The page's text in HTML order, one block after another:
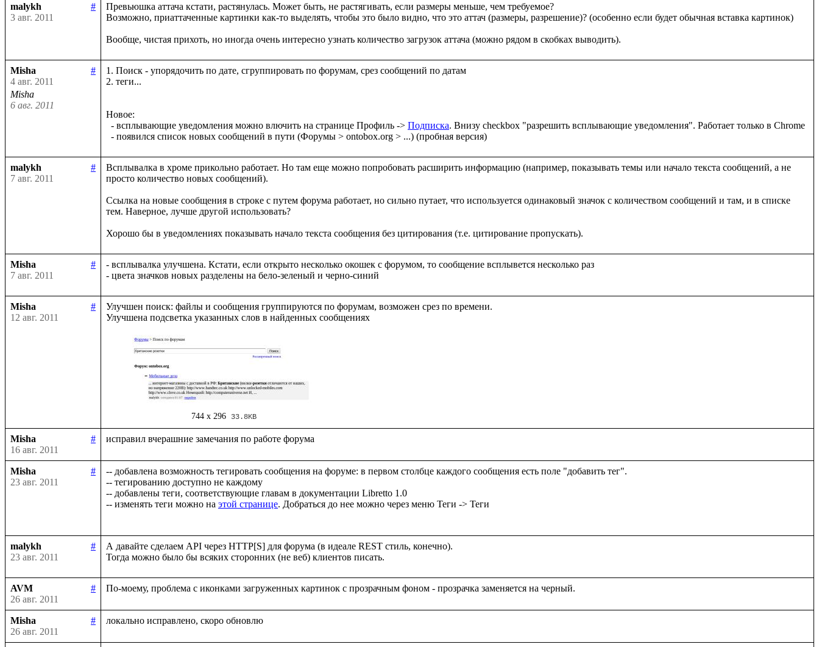
malykh
#
3 авг. 2011
Превьюшка аттача кстати, растянулась. Может быть, не растягивать, если размеры меньше, чем требуемое?
Возможно, приаттаченные картинки как-то выделять, чтобы это было видно, что это аттач (размеры, разрешение)? (особенно если будет обычная вставка картинок)
Misha
#
4 авг. 2011
Misha
6 авг. 2011
1. Поиск - упорядочить по дате, сгруппировать по форумам, срез сообщений по датам
2. теги...
Новое:
  - всплывающие уведомления можно влючить на странице Профиль ->
Подписка. Внизу checkbox "разрешить всплывающие уведомления". Работает только в Chrome
malykh
#
7 авг. 2011
Всплывалка в хроме прикольно работает. Но там еще можно попробовать расширить информацию (например, показывать темы или начало текста сообщений, а не
просто количество новых сообщений).
Ссылка на новые сообщения в строке с путем форума работает, но сильно путает, что используется одинаковый значок с количеством сообщений и там, и в списке
тем. Наверное, лучше другой использовать?
Misha
#
7 авг. 2011
- всплывалка улучшена. Кстати, если открыто несколько окошек с форумом, то сообщение всплывется несколько раз
Misha
#
12 авг. 2011
Улучшен поиск: файлы и сообщения группируются по форумам, возможен срез по времени.
744 x 296 33.8KB
Misha
#
16 авг. 2011
Misha
#
23 авг. 2011
-- добавлена возможность тегировать сообщения на форуме: в первом столбце каждого сообщения есть поле "добавить тег".
-- тегированию доступно не каждому
-- добавлены теги, соответствующие главам в документации Libretto 1.0
-- изменять теги можно на этой странице. Добраться до нее можно через меню Теги -> Теги
malykh
#
23 авг. 2011
А давайте сделаем API через HTTP[S] для форума (в идеале REST стиль, конечно).
AVM
#
26 авг. 2011
Misha
#
26 авг. 2011